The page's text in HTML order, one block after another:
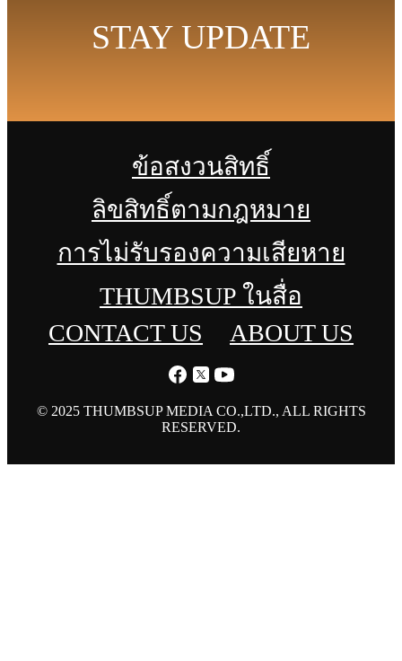
STAY UPDATE
ข้อสงวนสิทธิ์
ลิขสิทธิ์ตามกฎหมาย
การไม่รับรองความเสียหาย
THUMBSUP ในสื่อ
CONTACT US
ABOUT US
© 2025 THUMBSUP MEDIA CO.,LTD., ALL RIGHTS
RESERVED.